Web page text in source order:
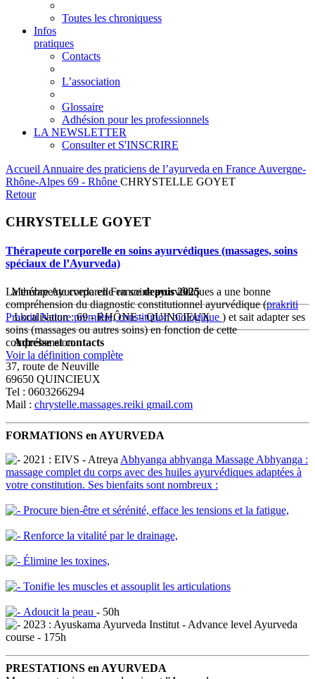
Toutes les chroniquess
Infos
pratiques
Contacts
L’association
Glossaire
Adhésion pour les professionnels
LA NEWSLETTER
Consulter et S'INSCRIRE
Accueil Annuaire des praticiens de l’ayurveda en France Auvergne-
Rhône-Alpes 69 - Rhône CHRYSTELLE GOYET
Retour
CHRYSTELLE GOYET
Thérapeute corporelle en soins ayurvédiques (massages, soins
spéciaux de l’Ayurveda)
La thérapeute corporelle en soins ayurvédiques a une bonne
compréhension du diagnostic constitutionnel ayurvédique (prakriti
Prakriti Nature première, constitution biologique ) et sait adapter ses
soins (massages ou autres soins) en fonction de cette
compréhension.
Voir la définition complète
Membre Ayurveda en Francedepuis 2025
Localisation : 69 - RHÔNE - QUINCIEUX
Adresse et contacts
37, route de Neuville
69650 QUINCIEUX
Tel : 0603266294
Mail : chrystelle.massages.reiki gmail.com
FORMATIONS en AYURVEDA
2021 : EIVS - Atreya Abhyanga abhyanga Massage Abhyanga :
massage complet du corps avec des huiles ayurvédiques adaptées à
votre constitution. Ses bienfaits sont nombreux :
Procure bien-être et sérénité, efface les tensions et la fatigue,
Renforce la vitalité par le drainage,
Élimine les toxines,
Tonifie les muscles et assouplit les articulations
Adoucit la peau - 50h
2023 : Ayuskama Ayurveda Institut - Advance level Ayurveda
course - 175h
PRESTATIONS en AYURVEDA